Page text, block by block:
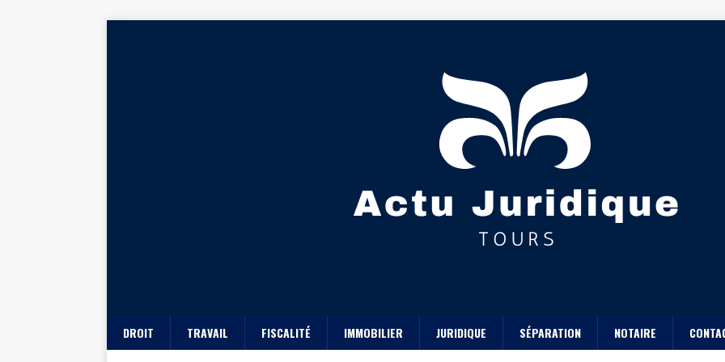
DROIT TRAVAIL FISCALITÉ IMMOBILIER JURIDIQUE SÉPARATION NOTAIRE